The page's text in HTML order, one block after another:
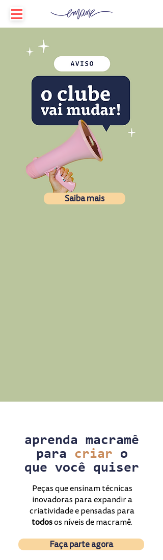
Saiba mais
aprenda macramê
para
criar
o
que você quiser
Peças que ensinam técnicas
inovadoras para expandir a
criatividade e pensadas para
todosos níveis de macramê.
Faça parte agora